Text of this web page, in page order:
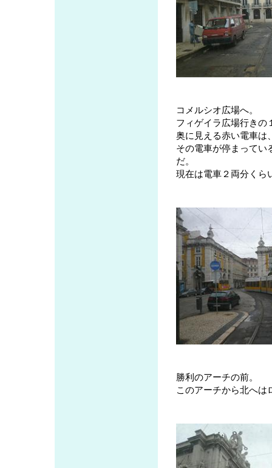
コメルシオ広場へ。
フィゲイラ広場行きの
奥に見える赤い電車は
その電車が停まってい
だ。
現在は電車２両分くら
勝利のアーチの前。
このアーチから北へは